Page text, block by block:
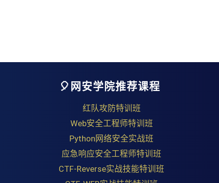
🎈网安学院推荐课程
红队攻防特训班
Web安全工程师特训班
Python网络安全实战班
应急响应安全工程师特训班
CTF-Reverse实战技能特训班